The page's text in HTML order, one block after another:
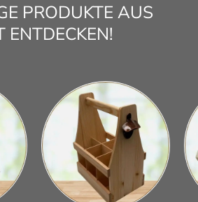
PRODUKTE AUS
ENTDECKEN!